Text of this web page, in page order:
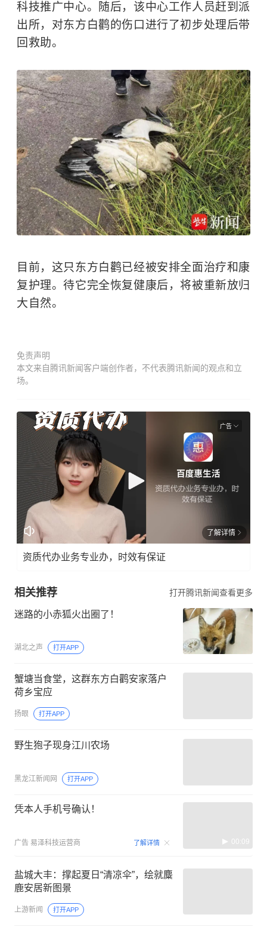
科技推广中心。随后，该中心工作人员赶到派
出所，对东方白鹳的伤口进行了初步处理后带
回救助。
目前，这只东方白鹳已经被安排全面治疗和康
复护理。待它完全恢复健康后，将被重新放归
大自然。
免责声明
本文来自腾讯新闻客户端创作者，不代表腾讯新闻的观点和立
场。
广告
了解详情
资质代办业务专业办，时效有保证
相关推荐 打开腾讯新闻查看更多
迷路的小赤狐火出圈了！
湖北之声 打开APP
蟹塘当食堂，这群东方白鹳安家落户
荷乡宝应
扬眼 打开APP
野生狍子现身江川农场
黑龙江新闻网 打开APP
凭本人手机号确认！
广告 易泽科技运营商 了解详情 00:09
盐城大丰：撑起夏日“清凉伞”，绘就麋
鹿安居新图景
上游新闻 打开APP